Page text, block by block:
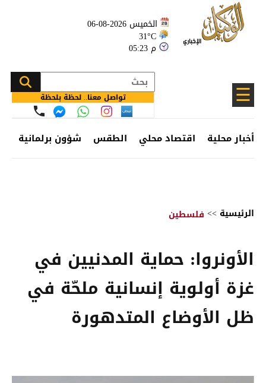
الخميس 2026-08-06
31°C
05:23 م
☰ تواصل معنا.. لحظة بلحظة
أخبار محلية اقتصاد محلي الطقس شؤون برلمانية
الرئيسية >> فلسطين
الأونروا: حماية المدنيين في
غزة أولوية إنسانية ملحّة في
ظل الأوضاع المتدهورة